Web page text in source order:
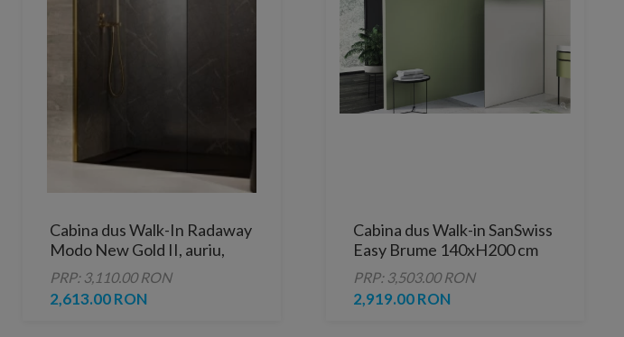
Cabina dus Walk-In Radaway
Modo New Gold II, auriu,
120xH200 cm
PRP: 3,110.00 RON
2,613.00 RON
Cabina dus Walk-in SanSwiss
Easy Brume 140xH200 cm
profil alb
PRP: 3,503.00 RON
2,919.00 RON